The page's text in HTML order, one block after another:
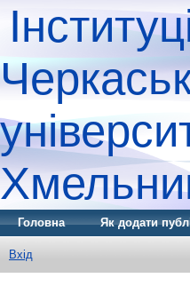
Головна Як додати
Вхід